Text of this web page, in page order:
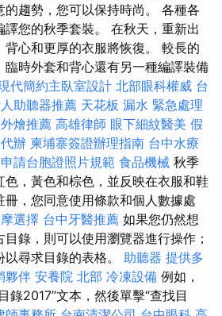
趨勢，您可以保持時尚。 各種各
您的秋季套裝。 在秋天，重新出
心和更厚的衣服將恢復。 較長的
臨時外套和背心還有另一種編譯裝備
代簡約主臥室設計 北部眼科權威 台
助聽器推薦 天花板 漏水 緊急處理
燴推薦 高雄律師 眼下細紋醫美 假
辦 柬埔寨簽證辦理指南 台中水療
申請台胞證照片規範 食品機械 秋季
色，黃色和棕色，並反映在衣服和鞋
，您同意使用條款和個人數據處
選擇 台中牙醫推薦 如果您仍然想
錄，則可以使用瀏覽器進行操作；
尋求目錄的表格。 助聽器 提供多
夥伴 安養院 北部 冷凍設備 例如，
錄2017”文本，然後單擊“查找目